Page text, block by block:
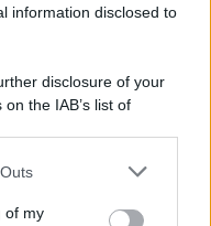
information disclosed to
disclosure of your
the IAB’s list of
by us to third parties
of my